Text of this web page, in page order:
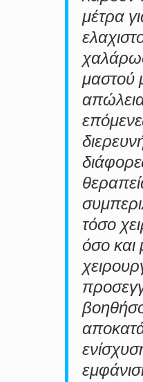
μέτρα
μαστού
τόσο
όσο και